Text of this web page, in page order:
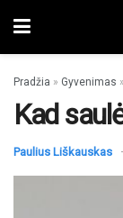
Pradžia » Gyvenimas »
Kad
Paulius Liškauskas